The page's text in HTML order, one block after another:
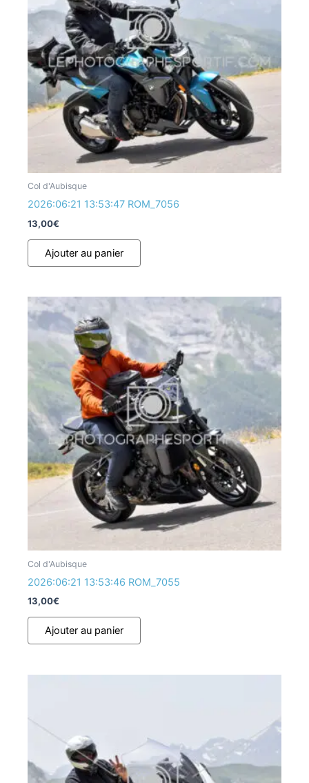
Col d'Aubisque
2026:06:21 13:53:47 ROM_7056
13,00€
Ajouter au panier
Col d'Aubisque
2026:06:21 13:53:46 ROM_7055
13,00€
Ajouter au panier